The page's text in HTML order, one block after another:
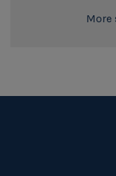
More